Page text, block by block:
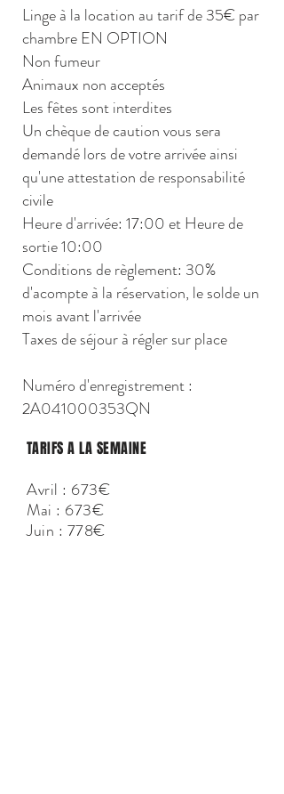
Linge à la location au tarif de 35€ par
chambre EN OPTION
Non fumeur
Animaux non acceptés
Les fêtes sont interdites
Un chèque de caution vous sera
demandé lors de votre arrivée ainsi
qu'une attestation de responsabilité
civile
Heure d'arrivée: 17:00 et Heure de
sortie 10:00
Conditions de règlement: 30%
d'acompte à la réservation, le solde un
mois avant l'arrivée
Taxes de séjour à régler sur place
Numéro d'enregistrement :
2A041000353QN
TARIFS A LA SEMAINE
Avril : 673€
Mai : 673€
Juin : 778€